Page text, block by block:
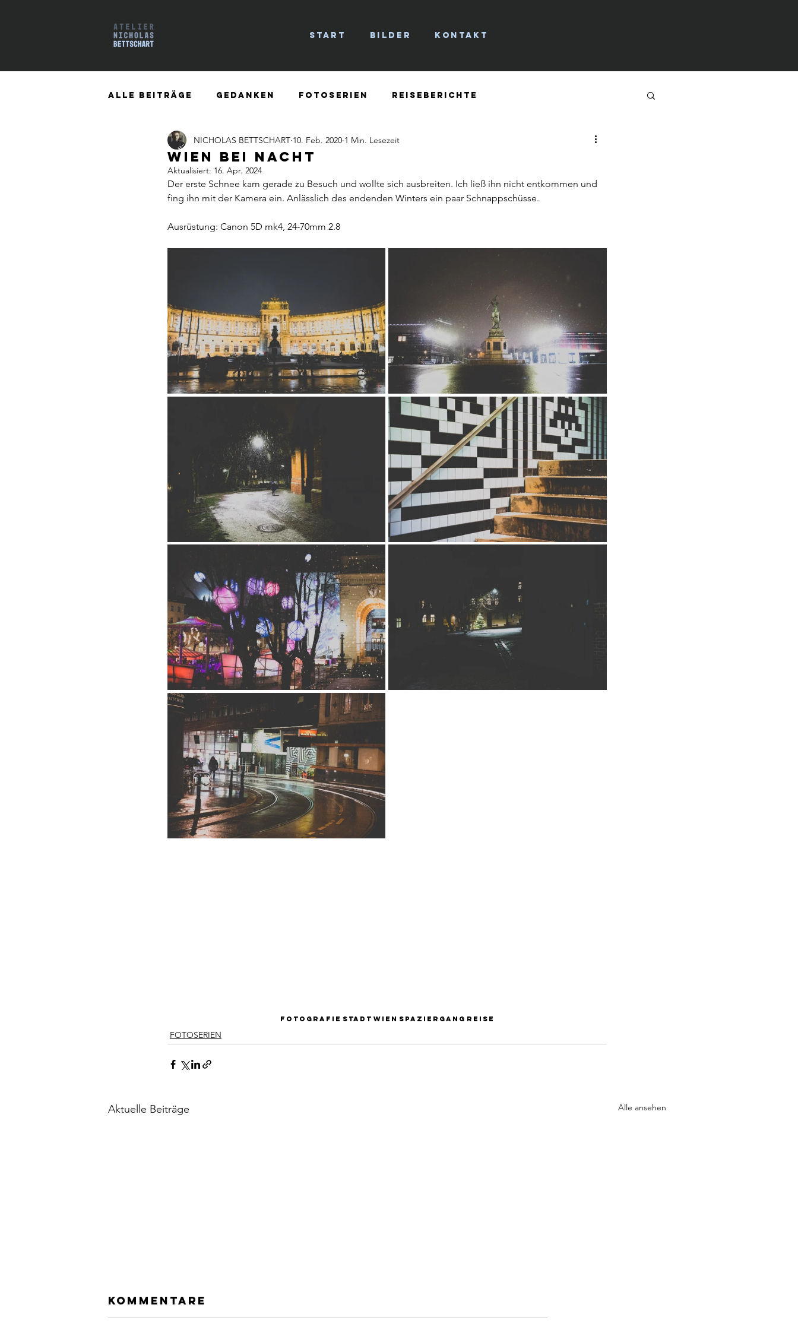
START BILDER KONTAKT
Alle Beiträge GEDANKEN FOTOSERIEN REISEBERICHTE
Wien bei Nacht
NICHOLAS BETTSCHART 10. Feb. 2020 1 Min. Lesezeit
Aktualisiert: 16. Apr. 2024
Der erste Schnee kam gerade zu Besuch und wollte sich ausbreiten. Ich ließ ihn nicht entkommen und
fing ihn mit der Kamera ein. Anlässlich des endenden Winters ein paar Schnappschüsse.
Ausrüstung: Canon 5D mk4, 24-70mm 2.8
Fotografie Stadt Wien Spaziergang Reise
FOTOSERIEN
Aktuelle Beiträge Alle ansehen
Kommentare